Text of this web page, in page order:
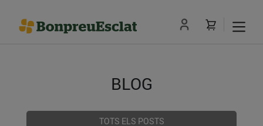
BLOG
TOTS ELS POSTS